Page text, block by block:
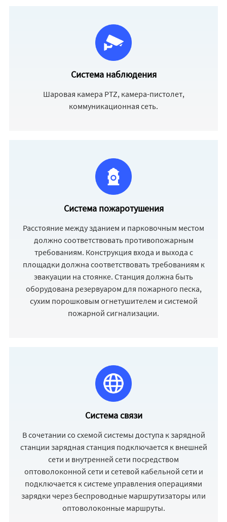
Система наблюдения
Шаровая камера PTZ, камера-пистолет,
коммуникационная сеть.
Система пожаротушения
Расстояние между зданием и парковочным местом
должно соответствовать противопожарным
требованиям. Конструкция входа и выхода с
площадки должна соответствовать требованиям к
эвакуации на стоянке. Станция должна быть
оборудована резервуаром для пожарного песка,
сухим порошковым огнетушителем и системой
пожарной сигнализации.
Система связи
В сочетании со схемой системы доступа к зарядной
станции зарядная станция подключается к внешней
сети и внутренней сети посредством
оптоволоконной сети и сетевой кабельной сети и
подключается к системе управления операциями
зарядки через беспроводные маршрутизаторы или
оптоволоконные маршруты.